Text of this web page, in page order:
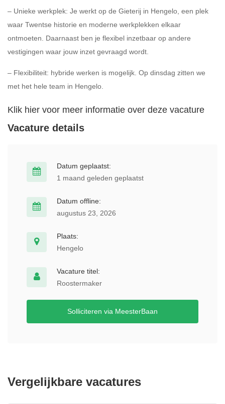
– Unieke werkplek: Je werkt op de Gieterij in Hengelo, een plek
waar Twentse historie en moderne werkplekken elkaar
ontmoeten. Daarnaast ben je flexibel inzetbaar op andere
vestigingen waar jouw inzet gevraagd wordt.
– Flexibiliteit: hybride werken is mogelijk. Op dinsdag zitten we
met het hele team in Hengelo.
Klik hier voor meer informatie over deze vacature
Vacature details
Datum geplaatst:
1 maand geleden geplaatst
Datum offline:
augustus 23, 2026
Plaats:
Hengelo
Vacature titel:
Roostermaker
Solliciteren via MeesterBaan
Vergelijkbare vacatures